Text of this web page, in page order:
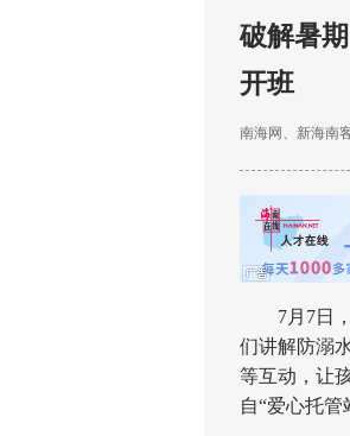
破解暑
开班
南海网、新海南
7月7日，
们讲解防溺
等互动，让
自“爱心托管